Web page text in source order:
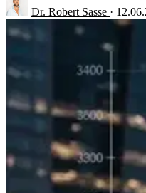
Dr. Robert Sasse ·